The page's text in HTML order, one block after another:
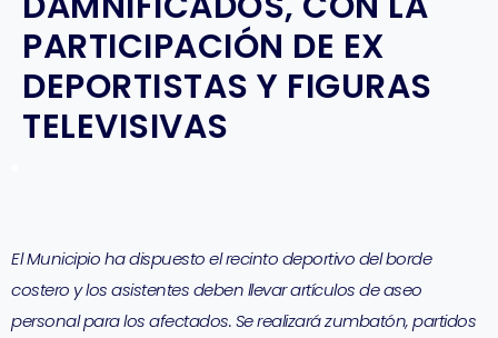
PARTICIPACIÓN DE EX
DEPORTISTAS Y FIGURAS
TELEVISIVAS
El Municipio ha dispuesto el recinto deportivo del borde
costero y los asistentes deben llevar artículos de aseo
personal para los afectados. Se realizará zumbatón, partidos